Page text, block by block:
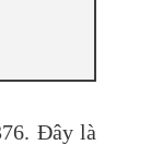
Đây là